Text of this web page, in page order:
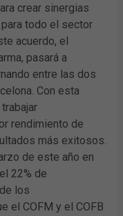
crear sinergias
todo el sector
acuerdo, el
pasará a
entre las dos
Con esta
rendimiento de
más exitosos.
de este año en
22% de
los
el COFM y el COFB